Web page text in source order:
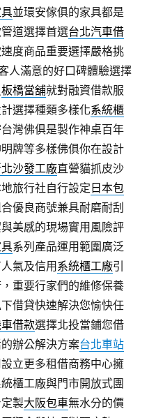
並環安傢俱的家具都是
道選擇首選台北汽車借
度商品重要選擇嚴格挑
人滿意的好口碑體驗選擇
板橋當舖就對融資借款服
選擇種類多樣化系統櫃
灣佛俱是製作神桌百年
牌等多樣佛俱你在設計
沙發工廠直營貓抓皮沙
旅行社自行設定 日本包
優良商號兼具耐磨耐刮
美感的現場實用風險評
系列產品運用範圍廣泛
氣及信用 系統櫃工廠引
重要行家們的維修保養
借貸快速解決您愉快任
借款選擇北投當鋪您借
辦公解決方案台北車站
立更多租借商務中心擁
櫃工廠與門市開放式團
製大阪包車無水分的價